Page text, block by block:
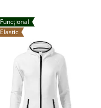
Funcțional
Elastic